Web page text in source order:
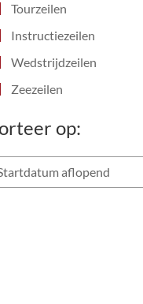
Tourzeilen
Instructiezeilen
Wedstrijdzeilen
Zeezeilen
op: